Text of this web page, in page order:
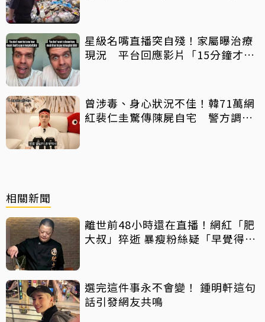
星級名嘴直播突自殘！家屬曝治療
現況 平台回應影片「15分鐘才下
曾涉毒、身心狀況不佳！韓71萬網
紅裴仁圭驚傳陳屍自宅 警方調查
相關新聞
離世前48小時還在直播！網紅「肥
大叔」猝逝 暴瘦粉絲疑「早覺得不
選完這件事永不會變！ 鍾明軒這句
話引發網友共鳴